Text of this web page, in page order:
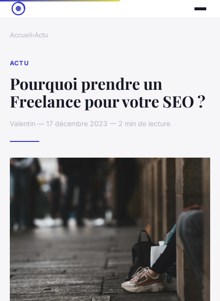
Accueil›Actu
ACTU
Pourquoi prendre un
Freelance pour votre SEO ?
Valentin — 17 décembre 2023 — 2 min de lecture